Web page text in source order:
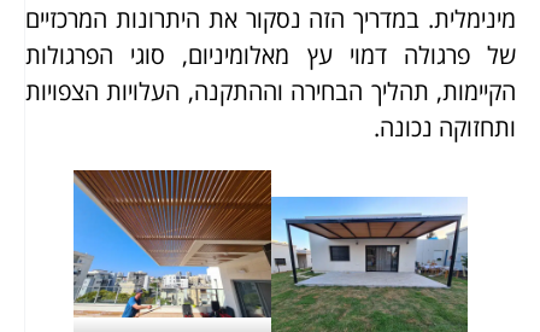
מינימלית. במדריך הזה נסקור את היתרונות המרכזיים
של פרגולה דמוי עץ מאלומיניום, סוגי הפרגולות
הקיימות, תהליך הבחירה וההתקנה, העלויות הצפויות
ותחזוקה נכונה.